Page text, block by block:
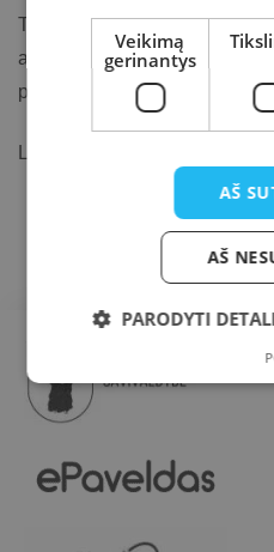
Tarptautinę moters dieną
atvirukus iš džiovintų augalų
puodelio.
Veikimą
gerinantys
AŠ
AŠ
PARODYTI